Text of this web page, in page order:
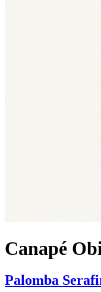
Canapé
Palomba